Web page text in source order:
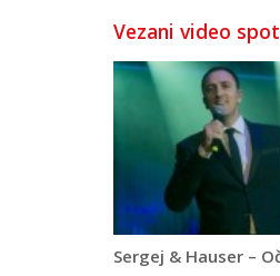
Vezani video
Sergej & Hauser –